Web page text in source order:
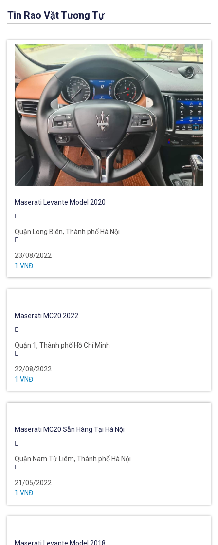
Tin Rao Vặt Tương Tự
Maserati Levante Model 2020
Quận Long Biên, Thành phố Hà Nội
23/08/2022
1 VNĐ
Maserati MC20 2022
Quận 1, Thành phố Hồ Chí Minh
22/08/2022
1 VNĐ
Maserati MC20 Sẵn Hàng Tại Hà Nội
Quận Nam Từ Liêm, Thành phố Hà Nội
21/05/2022
1 VNĐ
Maserati Levante Model 2018